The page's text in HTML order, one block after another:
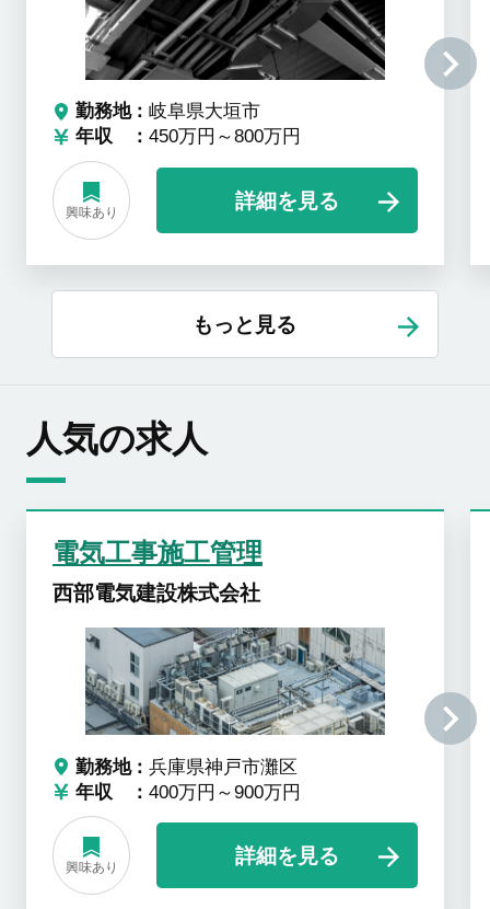
勤務地
岐阜県大垣市
年収
450万円～800万円
興味あり
詳細を見る
もっと見る
人気の求人
電気工事施工管理
西部電気建設株式会社
勤務地
兵庫県神戸市灘区
年収
400万円～900万円
興味あり
詳細を見る